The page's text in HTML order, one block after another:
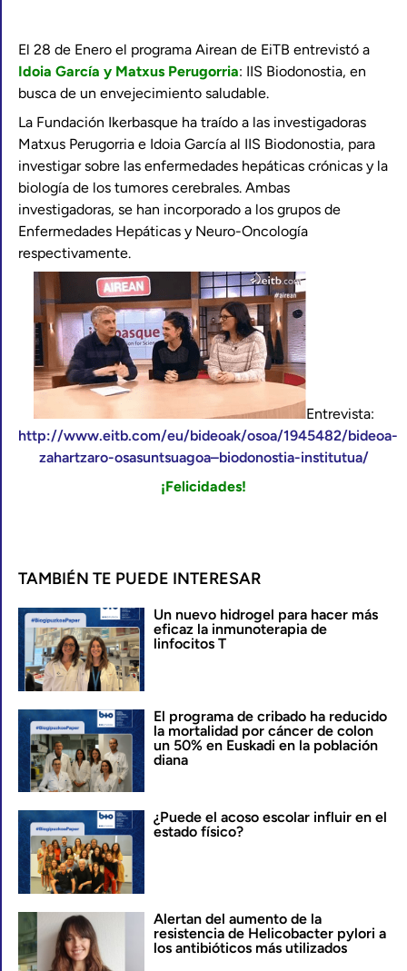
El 28 de Enero el programa Airean de EiTB entrevistó a
Idoia García y Matxus Perugorria: IIS Biodonostia, en
busca de un envejecimiento saludable.
La Fundación Ikerbasque ha traído a las investigadoras
Matxus Perugorria e Idoia García al IIS Biodonostia, para
investigar sobre las enfermedades hepáticas crónicas y la
biología de los tumores cerebrales. Ambas
investigadoras, se han incorporado a los grupos de
Enfermedades Hepáticas y Neuro-Oncología
respectivamente.
Entrevista:
http://www.eitb.com/eu/bideoak/osoa/1945482/bideoa-
zahartzaro-osasuntsuagoa–biodonostia-institutua/
¡Felicidades!
TAMBIÉN TE PUEDE INTERESAR
Un nuevo hidrogel para hacer más
eficaz la inmunoterapia de
linfocitos T
El programa de cribado ha reducido
la mortalidad por cáncer de colon
un 50% en Euskadi en la población
diana
¿Puede el acoso escolar influir en el
estado físico?
Alertan del aumento de la
resistencia de Helicobacter pylori a
los antibióticos más utilizados